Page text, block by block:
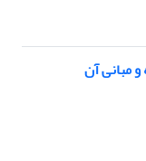
مبانی آن